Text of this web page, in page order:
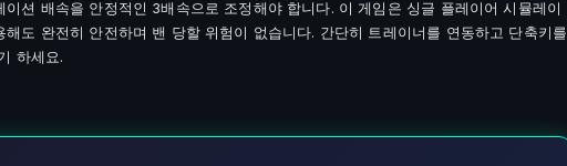
이션 배속을 안정적인 3배속으로 조정해야 합니다. 이 게임은 싱글 플레이어 시뮬레이
해도 완전히 안전하며 밴 당할 위험이 없습니다. 간단히 트레이너를 연동하고 단축키를
하세요.